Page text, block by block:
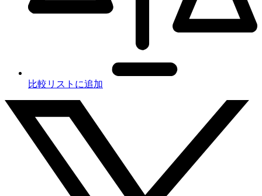
比較リストに追加